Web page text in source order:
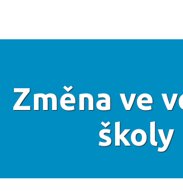
Změna ve
školy